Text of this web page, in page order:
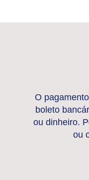
O
boleto
ou dinheiro.
ou